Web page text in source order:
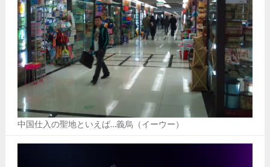
中国仕入の聖地といえば…義烏（イーウー）